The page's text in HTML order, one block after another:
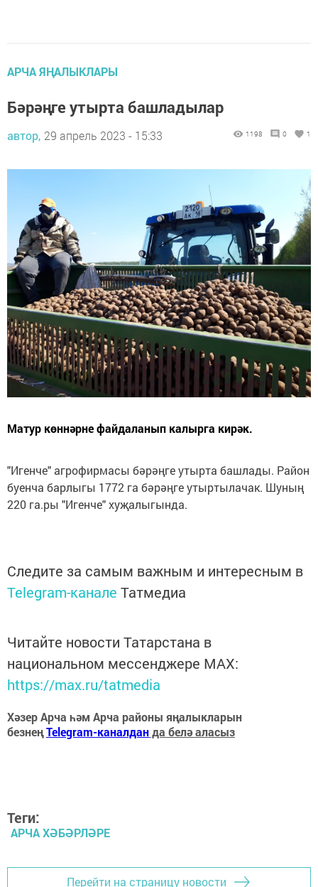
АРЧА ЯҢАЛЫКЛАРЫ
Бәрәңге утырта башладылар
автор, 29 апрель 2023 - 15:33 1198 0 1
Матур көннәрне файдаланып калырга кирәк.
"Игенче" агрофирмасы бәрәңге утырта башлады. Район
буенча барлыгы 1772 га бәрәңге утыртылачак. Шуның
220 га.ры "Игенче" хуҗалыгында.
Следите за самым важным и интересным в
Telegram-канале Татмедиа
Читайте новости Татарстана в
национальном мессенджере MАХ:
https://max.ru/tatmedia
Хәзер Арча һәм Арча районы яңалыкларын
безнеңTelegram-каналданда белә аласыз
Теги:
АРЧА ХӘБӘРЛӘРЕ
Перейти на страницу новости